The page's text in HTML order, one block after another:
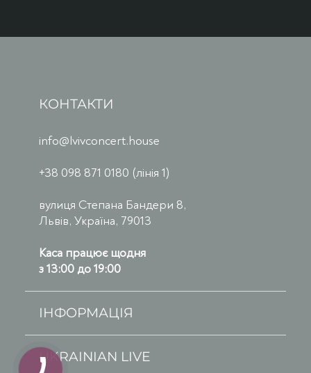
КОНТАКТИ
info@lvivconcert.house
+38 098 871 0180 (лінія 1)
вулиця Степана Бандери 8,
Львів, Україна, 79013
Каса працює щодня
з 13:00 до 19:00
ІНФОРМАЦІЯ
UKRAINIAN LIVE